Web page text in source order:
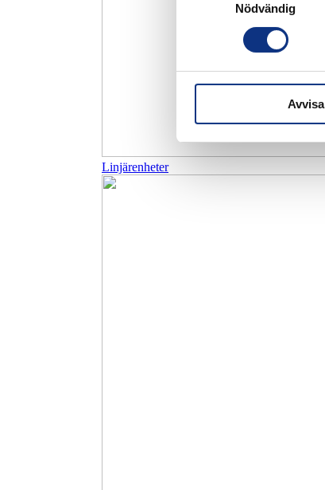
Nödvändig
Avvisa
Linjärenheter